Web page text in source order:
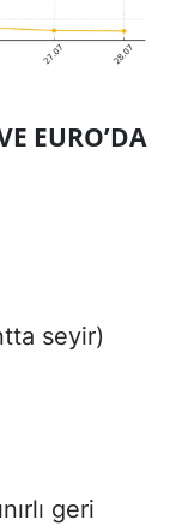
EURO’DA
seyir)
geri